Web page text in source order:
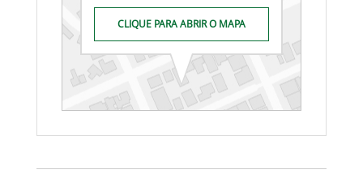
CLIQUE PARA ABRIR O MAPA